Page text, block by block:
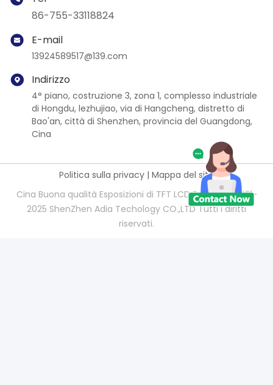
86-755-33118824
E-mail
13924589517@139.com
Indirizzo
4° piano, costruzione 3, zona 1, complesso industriale
di Hongdu, lezhujiao, via di Hangcheng, distretto di
Bao'an, città di Shenzhen, provincia del Guangdong,
Cina
Politica sulla privacy | Mappa del sito
Cina Buona qualità Esposizioni di TFT LCD Fornitore. 2021-
2025 ShenZhen Adia Techology CO.,LTD Tutti i diritti
riservati.